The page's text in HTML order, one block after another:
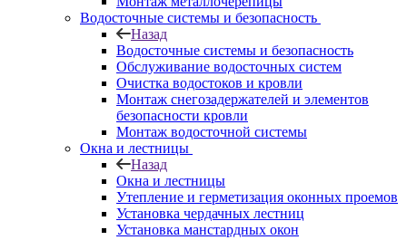
Водосточные системы и безопасность
Назад
Водосточные системы и безопасность
Обслуживание водосточных систем
Очистка водостоков и кровли
Монтаж снегозадержателей и элементов
безопасности кровли
Монтаж водосточной системы
Окна и лестницы
Назад
Окна и лестницы
Утепление и герметизация оконных проемов
Установка чердачных лестниц
Установка манстардных окон